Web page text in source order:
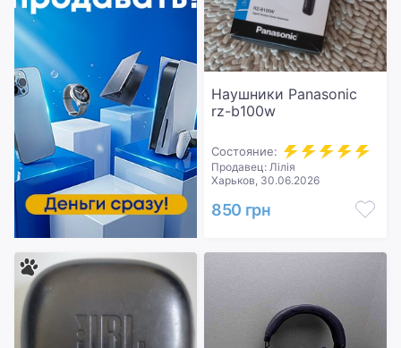
Наушники Panasonic
rz-b100w
Состояние:
Продавец: Лілія
Харьков, 30.06.2026
850 грн